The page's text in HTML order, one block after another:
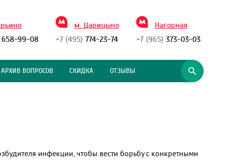
658-99-08
м. Царицыно
+7 (495) 774-23-74
Нагорная
+7 (965) 373-03-03
АРХИВ ВОПРОСОВ СКИДКА ОТЗЫВЫ
инфекции, чтобы вести борьбу с конкретными